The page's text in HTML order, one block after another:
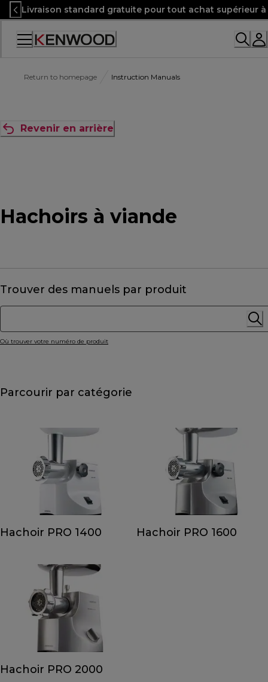
Skip
to
Content
Livraison standard gratuite pour tout achat supérieur
Accessibility
Return to homepage Instruction Manuals
Revenir en arrière
Hachoirs à viande
Trouver des manuels par produit
Où trouver votre numéro de produit
Parcourir par catégorie
Hachoir PRO 1400 Hachoir PRO 1600
Hachoir PRO 2000